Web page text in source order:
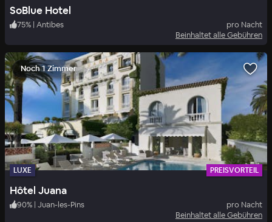
SoBlue Hotel
75% | Antibes
pro Nacht
Beinhaltet alle Gebühren
Noch 1 Zimmer
LUXE PREISVORTEIL
Hôtel Juana
90% | Juan-les-Pins
pro Nacht
Beinhaltet alle Gebühren